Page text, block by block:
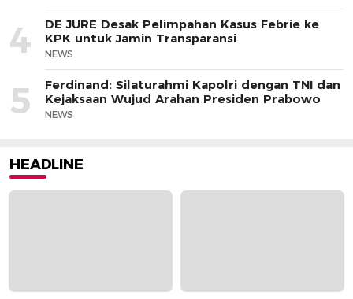
4
DE JURE Desak Pelimpahan Kasus Febrie ke
KPK untuk Jamin Transparansi
NEWS
5
Ferdinand: Silaturahmi Kapolri dengan TNI dan
Kejaksaan Wujud Arahan Presiden Prabowo
NEWS
HEADLINE